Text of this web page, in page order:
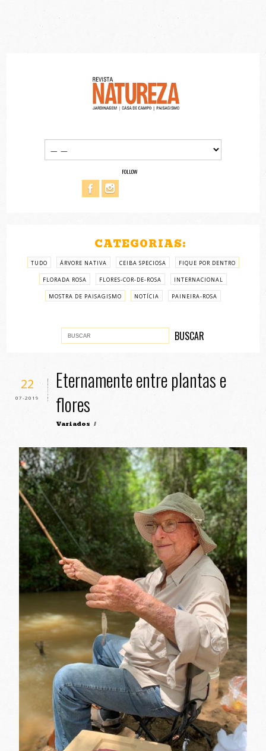
FOLLOW
CATEGORIAS:
TUDO ÁRVORE NATIVA CEIBA SPECIOSA FIQUE POR DENTRO
FLORADA ROSA FLORES-COR-DE-ROSA INTERNACIONAL
MOSTRA DE PAISAGISMO NOTÍCIA PAINEIRA-ROSA
22
07-2019
Eternamente entre plantas e
flores
Variados /